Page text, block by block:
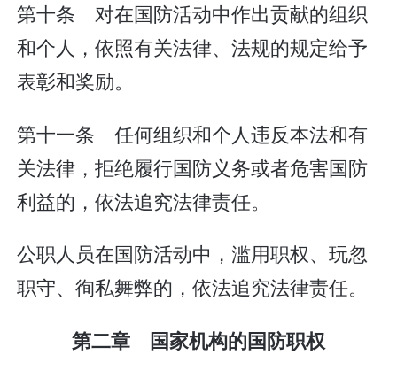
第十条 对在国防活动中作出贡献的组织
和个人，依照有关法律、法规的规定给予
表彰和奖励。
第十一条 任何组织和个人违反本法和有
关法律，拒绝履行国防义务或者危害国防
利益的，依法追究法律责任。
公职人员在国防活动中，滥用职权、玩忽
职守、徇私舞弊的，依法追究法律责任。
第二章 国家机构的国防职权